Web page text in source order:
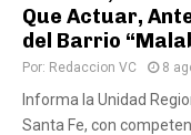
Que Actuar,
del Barrio
Por: Redaccion VC 8
Informa la Unidad
Santa Fe, con